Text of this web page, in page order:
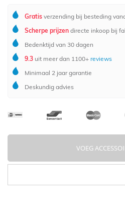
Gratis verzending bij besteding
Scherpe prijzen directe inkoop bij
Bedenktijd van 30 dagen
9.3 uit meer dan 1100+ reviews
Minimaal 2 jaar garantie
Deskundig advies
VOEG